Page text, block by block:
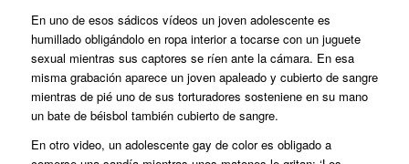
En uno de esos sádicos vídeos un joven adolescente es
humillado obligándolo en ropa interior a tocarse con un juguete
sexual mientras sus captores se ríen ante la cámara. En esa
misma grabación aparece un joven apaleado y cubierto de sangre
mientras de pié uno de sus torturadores sosteniene en su mano
un bate de béisbol también cubierto de sangre.
En otro video, un adolescente gay de color es obligado a